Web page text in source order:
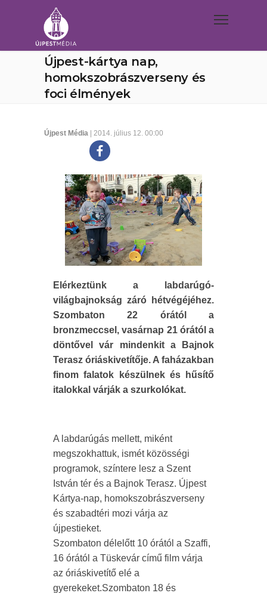
Újpest-kártya nap,
homokszobrászverseny és
foci élmények
Újpest Média | 2014. július 12. 00:00
Elérkeztünk a labdarúgó-
világbajnokság záró hétvégéjéhez.
Szombaton 22 órától a
bronzmeccsel, vasárnap 21 órától a
döntővel vár mindenkit a Bajnok
Terasz óriáskivetítője. A faházakban
finom falatok készülnek és hűsítő
italokkal várják a szurkolókat.
A labdarúgás mellett, miként
megszokhattuk, ismét közösségi
programok, színtere lesz a Szent
István tér és a Bajnok Terasz. Újpest
Kártya-nap, homokszobrászverseny
és szabadtéri mozi várja az
újpestieket.
Szombaton délelőtt 10 órától a Szaffi,
16 órától a Tüskevár című film várja
az óriáskivetítő elé a
gyerekeket.Szombaton 18 és